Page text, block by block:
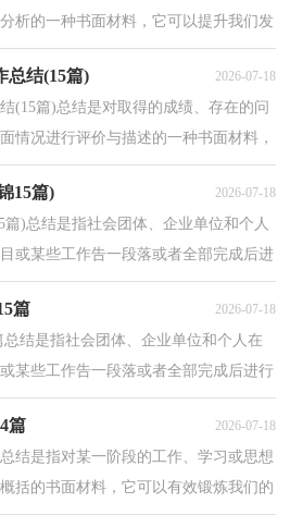
析的一种书面材料，它可以提升我们发
一份总结吧。总结你...
总结(15篇) 2026-07-18
(15篇)总结是对取得的成绩、存在的问
情况进行评价与描述的一种书面材料，
力，不妨让我们认真...
15篇) 2026-07-18
)总结是指社会团体、企业单位和个人
或某些工作告一段落或者全部完成后进
肯定成绩，得到经验...
篇 2026-07-18
结是指社会团体、企业单位和个人在
某些工作告一段落或者全部完成后进行
定成绩，得到经验，找...
篇 2026-07-18
结是指对某一阶段的工作、学习或思想
括的书面材料，它可以有效锻炼我们的